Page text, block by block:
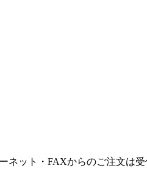
ネット・FAXからのご注文は